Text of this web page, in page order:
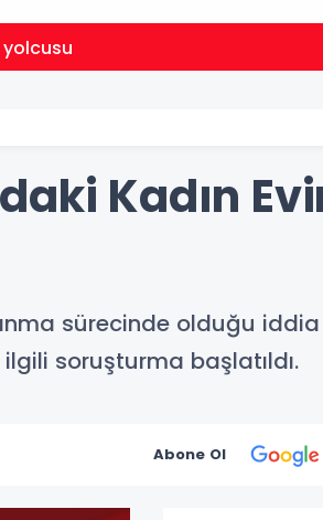
Kadın
sürecinde olduğu iddia
soruşturma başlatıldı.
Abone Ol